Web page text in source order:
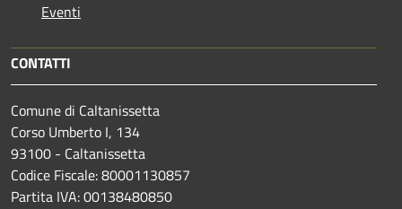
Eventi
CONTATTI
Comune di Caltanissetta
Corso Umberto I, 134
93100 - Caltanissetta
Codice Fiscale: 80001130857
Partita IVA: 00138480850